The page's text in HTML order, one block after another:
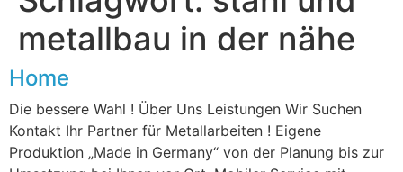
metallbau in der nähe
Home
Die bessere Wahl ! Über Uns Leistungen Wir Suchen
Kontakt Ihr Partner für Metallarbeiten ! Eigene
Produktion „Made in Germany“ von der Planung bis zur